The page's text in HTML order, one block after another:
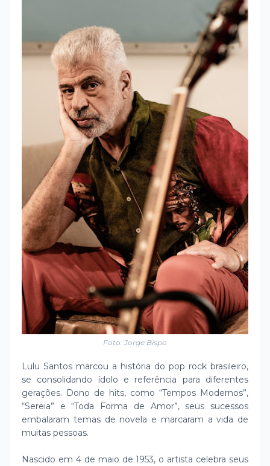
Foto: Jorge Bispo
Lulu Santos marcou a história do pop rock brasileiro,
se consolidando ídolo e referência para diferentes
gerações. Dono de hits, como “Tempos Modernos”,
“Sereia” e “Toda Forma de Amor”, seus sucessos
embalaram temas de novela e marcaram a vida de
muitas pessoas.
Nascido em 4 de maio de 1953, o artista celebra seus